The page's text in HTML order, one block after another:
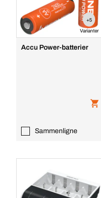
+5
Varianter
Accu Power-batterier
Sammenligne